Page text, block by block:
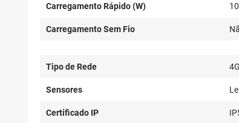
Carregamento Rápido (W)
Carregamento Sem Fio
Tipo de Rede 4G
Sensores
Certificado IP